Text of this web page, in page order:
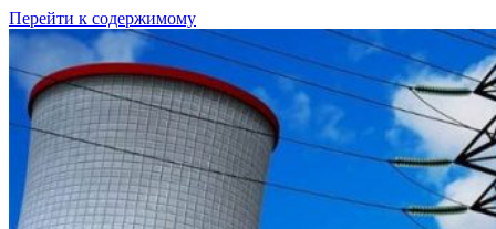
Перейти к содержимому